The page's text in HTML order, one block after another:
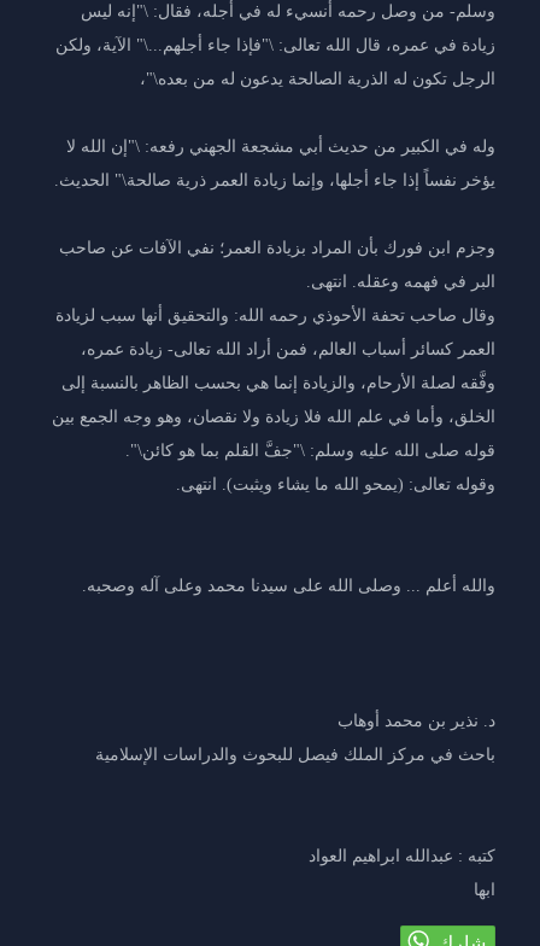
وسلم- من وصل رحمه أنسيء له في أجله، فقال: \"إنه ليس
زيادة في عمره، قال الله تعالى: \"فإذا جاء أجلهم...\" الآية، ولكن
الرجل تكون له الذرية الصالحة يدعون له من بعده\"،
وله في الكبير من حديث أبي مشجعة الجهني رفعه: \"إن الله لا
يؤخر نفساً إذا جاء أجلها، وإنما زيادة العمر ذرية صالحة\" الحديث.
وجزم ابن فورك بأن المراد بزيادة العمر؛ نفي الآفات عن صاحب
البر في فهمه وعقله. انتهى.
وقال صاحب تحفة الأحوذي رحمه الله: والتحقيق أنها سبب لزيادة
العمر كسائر أسباب العالم، فمن أراد الله تعالى- زيادة عمره،
وفَّقه لصلة الأرحام، والزيادة إنما هي بحسب الظاهر بالنسبة إلى
الخلق، وأما في علم الله فلا زيادة ولا نقصان، وهو وجه الجمع بين
قوله صلى الله عليه وسلم: \"جفَّ القلم بما هو كائن\".
وقوله تعالى: (يمحو الله ما يشاء ويثبت). انتهى.
والله أعلم ... وصلى الله على سيدنا محمد وعلى آله وصحبه.
د. نذير بن محمد أوهاب
باحث في مركز الملك فيصل للبحوث والدراسات الإسلامية
كتبه : عبدالله ابراهيم العواد
ابها